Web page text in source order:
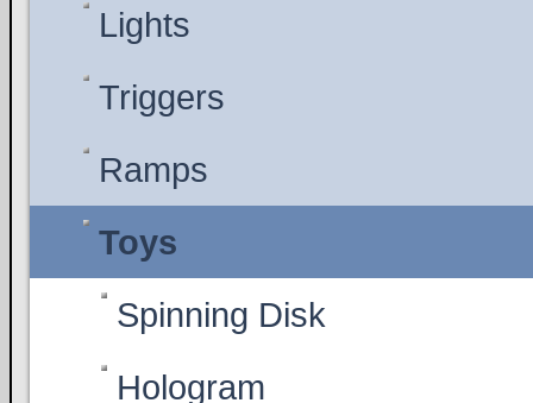
Lights
Triggers
Ramps
Toys
Spinning Disk
Hologram